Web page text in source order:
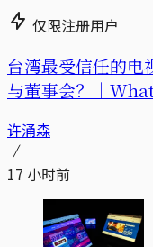
仅限注册用户
台湾最受信任的电
与董事会？｜
许涌森
17 小时前